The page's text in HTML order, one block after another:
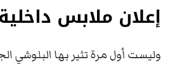
إعلان ملابس داخلية
وليست أول مرة تثير بها البلوشي